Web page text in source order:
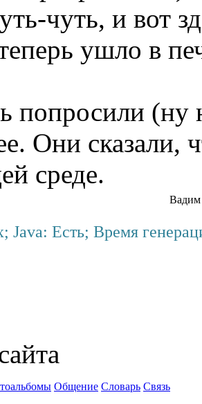
чуть, и вот
ушло в
(ну
Они сказали,
среде.
Вадим
Java: Есть; Время
Общение Словарь Связь